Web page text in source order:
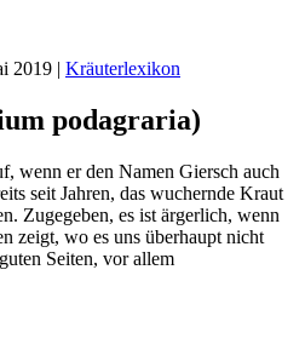
2019 Kräuterlexikon
podagraria)
wenn er den Namen Giersch auch
seit Jahren, das wuchernde Kraut
Zugegeben, es ist ärgerlich, wenn
zeigt, wo es uns überhaupt nicht
Seiten, vor allem